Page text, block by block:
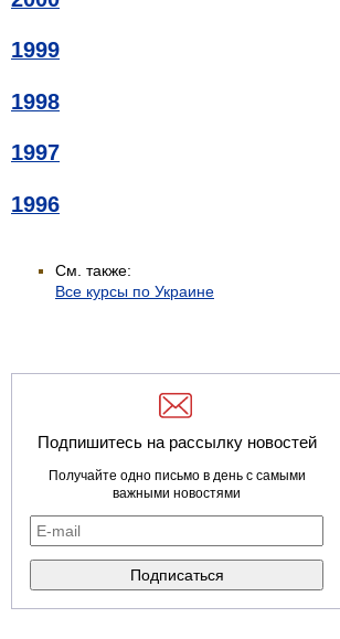
1999
1998
1997
1996
См. также:
Все курсы по Украине
Подпишитесь на рассылку новостей
Получайте одно письмо в день с самыми
важными новостями